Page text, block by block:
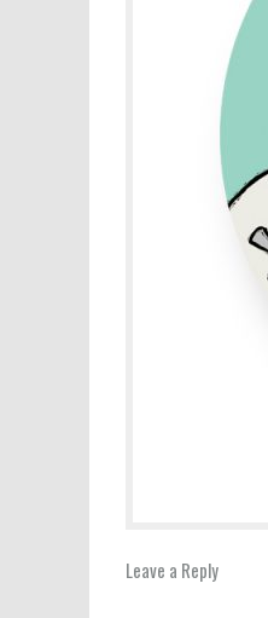
Leave a Reply